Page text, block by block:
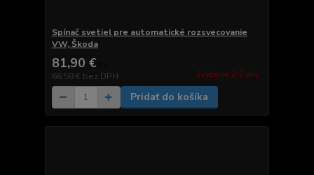
Spínač svetiel pre automatické rozsvecovanie
VW, Škoda
81,90 €
66,59 € bez DPH Zvyčajne 2-7 dni.
Pridať do košíka